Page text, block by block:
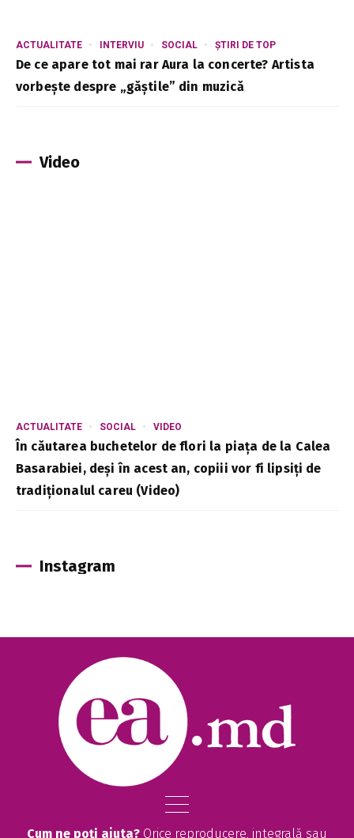
ACTUALITATE INTERVIU SOCIAL ȘTIRI DE TOP
De ce apare tot mai rar Aura la concerte? Artista
vorbește despre „găștile” din muzică
Video
ACTUALITATE SOCIAL VIDEO
În căutarea buchetelor de flori la piața de la Calea
Basarabiei, deși în acest an, copiii vor fi lipsiți de
tradiționalul careu (Video)
Instagram
Cum ne poți ajuta? Orice reproducere, integrală sau